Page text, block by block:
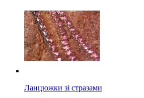
Ланцюжки зі стразами